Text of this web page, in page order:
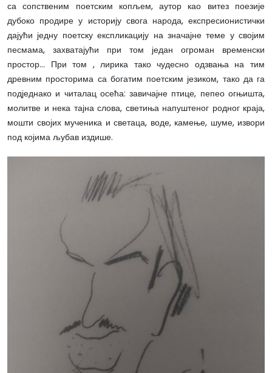
са сопственим поетским копљем, аутор као витез поезије
дубоко продире у историју свога народа, експресионистички
дајући једну поетску експликацију на значајне теме у својим
песмама, захватајући при том један огроман временски
простор… При том , лирика тако чудесно одзвања на тим
древним просторима са богатим поетским језиком, тако да га
подједнако и читалац осећа: завичајне птице, пепео огњишта,
молитве и нека тајна слова, светиња напуштеног родног краја,
мошти својих мученика и светаца, воде, камење, шуме, извори
под којима љубав издише.